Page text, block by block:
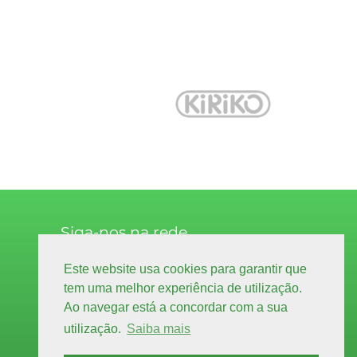
Este website usa cookies para garantir que
tem uma melhor experiência de utilização.
Ao navegar está a concordar com a sua
utilização. Saiba mais
Siga-nos na rede
facebook.com
decoração
facebook.com
higiene & limpeza